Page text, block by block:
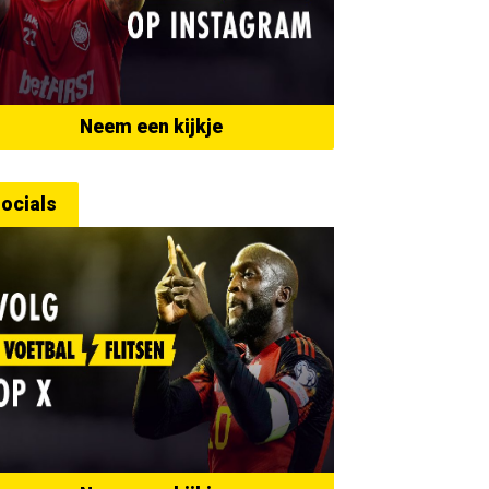
Neem een kijkje